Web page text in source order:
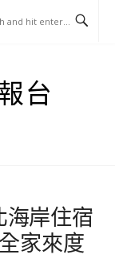
台
海岸住宿
家來度